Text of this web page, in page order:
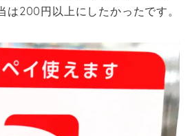
は200円以上にしたかったです。